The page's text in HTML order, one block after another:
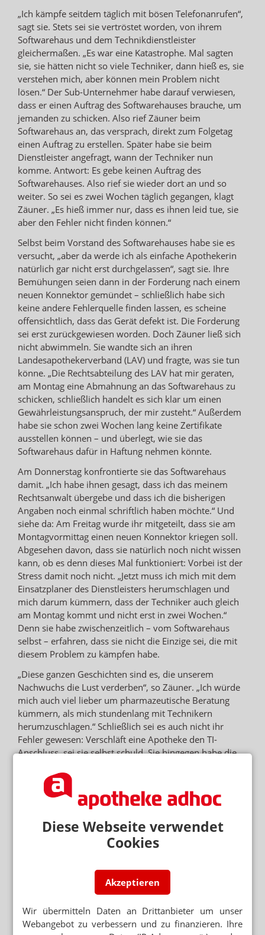
Diese Webseite verwendet
Cookies
Akzeptieren
Wir übermitteln Daten an Drittanbieter um unser
Webangebot zu verbessern und zu finanzieren. Ihre
„Ich kämpfe seitdem täglich mit bösen Telefonanrufen“,
sagt sie. Stets sei sie vertröstet worden, von ihrem
Softwarehaus und dem Technikdienstleister
gleichermaßen. „Es war eine Katastrophe. Mal sagten
sie, sie hätten nicht so viele Techniker, dann hieß es, sie
verstehen mich, aber können mein Problem nicht
lösen.“ Der Sub-Unternehmer habe darauf verwiesen,
dass er einen Auftrag des Softwarehauses brauche, um
jemanden zu schicken. Also rief Zäuner beim
Softwarehaus an, das versprach, direkt zum Folgetag
einen Auftrag zu erstellen. Später habe sie beim
Dienstleister angefragt, wann der Techniker nun
komme. Antwort: Es gebe keinen Auftrag des
Softwarehauses. Also rief sie wieder dort an und so
weiter. So sei es zwei Wochen täglich gegangen, klagt
Zäuner. „Es hieß immer nur, dass es ihnen leid tue, sie
aber den Fehler nicht finden können.“
Selbst beim Vorstand des Softwarehauses habe sie es
versucht, „aber da werde ich als einfache Apothekerin
natürlich gar nicht erst durchgelassen“, sagt sie. Ihre
Bemühungen seien dann in der Forderung nach einem
neuen Konnektor gemündet – schließlich habe sich
keine andere Fehlerquelle finden lassen, es scheine
offensichtlich, dass das Gerät defekt ist. Die Forderung
sei erst zurückgewiesen worden. Doch Zäuner ließ sich
nicht abwimmeln. Sie wandte sich an ihren
Landesapothekerverband (LAV) und fragte, was sie tun
könne. „Die Rechtsabteilung des LAV hat mir geraten,
am Montag eine Abmahnung an das Softwarehaus zu
schicken, schließlich handelt es sich klar um einen
Gewährleistungsanspruch, der mir zusteht.“ Außerdem
habe sie schon zwei Wochen lang keine Zertifikate
ausstellen können – und überlegt, wie sie das
Softwarehaus dafür in Haftung nehmen könnte.
Am Donnerstag konfrontierte sie das Softwarehaus
damit. „Ich habe ihnen gesagt, dass ich das meinem
Rechtsanwalt übergebe und dass ich die bisherigen
Angaben noch einmal schriftlich haben möchte.“ Und
siehe da: Am Freitag wurde ihr mitgeteilt, dass sie am
Montagvormittag einen neuen Konnektor kriegen soll.
Abgesehen davon, dass sie natürlich noch nicht wissen
kann, ob es denn dieses Mal funktioniert: Vorbei ist der
Stress damit noch nicht. „Jetzt muss ich mich mit dem
Einsatzplaner des Dienstleisters herumschlagen und
mich darum kümmern, dass der Techniker auch gleich
am Montag kommt und nicht erst in zwei Wochen.“
Denn sie habe zwischenzeitlich – vom Softwarehaus
selbst – erfahren, dass sie nicht die Einzige sei, die mit
diesem Problem zu kämpfen habe.
„Diese ganzen Geschichten sind es, die unserem
Nachwuchs die Lust verderben“, so Zäuner. „Ich würde
mich auch viel lieber um pharmazeutische Beratung
kümmern, als mich stundenlang mit Technikern
herumzuschlagen.“ Schließlich sei es auch nicht ihr
Fehler gewesen: Verschläft eine Apotheke den TI-
Anschluss, sei sie selbst schuld. Sie hingegen habe die
sei sie aber sogar froh: Viel schlimmer wäre es gewesen,
wenn das erst mit Start des E-Rezepts aufgefallen wäre.
„Ich frage mich nur, was mache ich, wenn das E-Rezept
keine Rezepte bedienen?“
NEWSLETTER
Das Wichtigste des Tages direkt in
Ihr Postfach. Kostenlos!
E-MAIL ADRESSE